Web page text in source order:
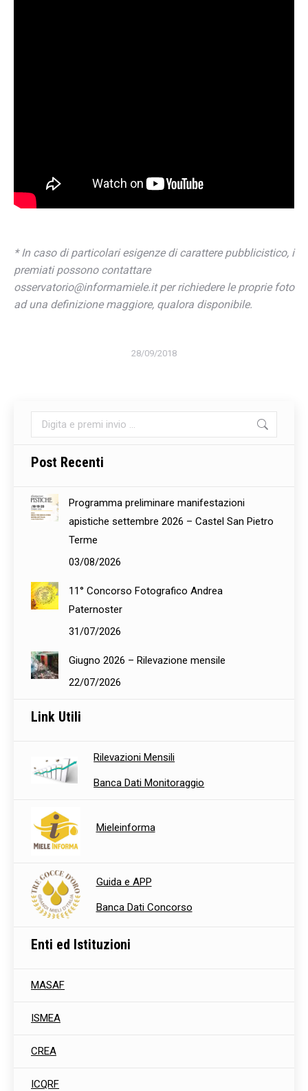
* In caso di particolari esigenze di carattere pubblicistico, i
premiati possono contattare
osservatorio@informamiele.it per richiedere le proprie foto
ad una definizione maggiore, qualora disponibile.
28/09/2018
Cerca:
Post Recenti
Programma preliminare manifestazioni
apistiche settembre 2026 – Castel San Pietro
Terme
03/08/2026
11° Concorso Fotografico Andrea
Paternoster
31/07/2026
Giugno 2026 – Rilevazione mensile
22/07/2026
Link Utili
Rilevazioni Mensili
Banca Dati Monitoraggio
Mieleinforma
Guida e APP
Banca Dati Concorso
Enti ed Istituzioni
MASAF
ISMEA
CREA
ICQRF